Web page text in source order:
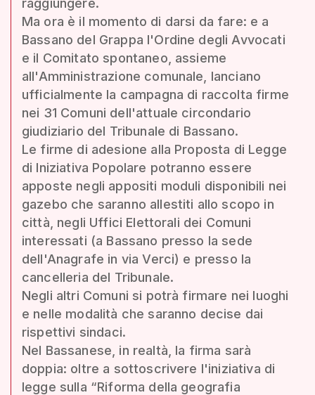
raggiungere.
Ma ora è il momento di darsi da fare: e a
Bassano del Grappa l'Ordine degli Avvocati
e il Comitato spontaneo, assieme
all'Amministrazione comunale, lanciano
ufficialmente la campagna di raccolta firme
nei 31 Comuni dell'attuale circondario
giudiziario del Tribunale di Bassano.
Le firme di adesione alla Proposta di Legge
di Iniziativa Popolare potranno essere
apposte negli appositi moduli disponibili nei
gazebo che saranno allestiti allo scopo in
città, negli Uffici Elettorali dei Comuni
interessati (a Bassano presso la sede
dell'Anagrafe in via Verci) e presso la
cancelleria del Tribunale.
Negli altri Comuni si potrà firmare nei luoghi
e nelle modalità che saranno decise dai
rispettivi sindaci.
Nel Bassanese, in realtà, la firma sarà
doppia: oltre a sottoscrivere l'iniziativa di
legge sulla “Riforma della geografia